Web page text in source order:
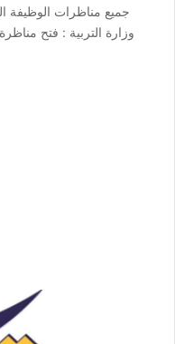
جميع مناظرات الوظيفة